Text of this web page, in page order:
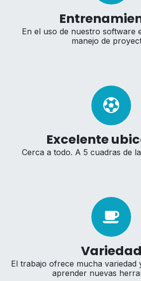
En el uso de nuestro software
manejo de
Excelente
Cerca a todo. A 5 cuadras de
Variedad
El trabajo ofrece mucha variedad
aprender nuevas